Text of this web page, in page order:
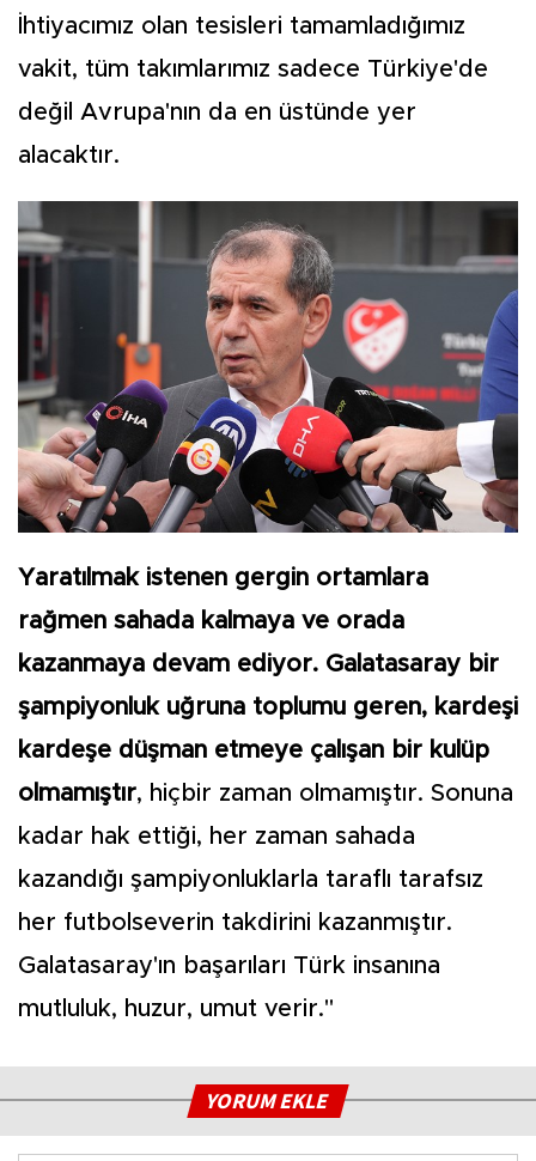
İhtiyacımız olan tesisleri tamamladığımız
vakit, tüm takımlarımız sadece Türkiye'de
değil Avrupa'nın da en üstünde yer
alacaktır.
Yaratılmak istenen gergin ortamlara
rağmen sahada kalmaya ve orada
kazanmaya devam ediyor. Galatasaray bir
şampiyonluk uğruna toplumu geren, kardeşi
kardeşe düşman etmeye çalışan bir kulüp
olmamıştır, hiçbir zaman olmamıştır. Sonuna
kadar hak ettiği, her zaman sahada
kazandığı şampiyonluklarla taraflı tarafsız
her futbolseverin takdirini kazanmıştır.
Galatasaray'ın başarıları Türk insanına
mutluluk, huzur, umut verir."
YORUM EKLE